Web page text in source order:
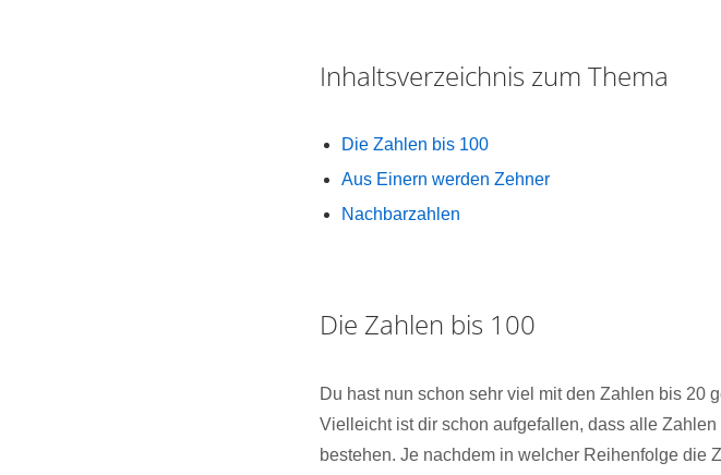
Inhaltsverzeichnis zum Thema
Die Zahlen bis 100
Aus Einern werden Zehner
Nachbarzahlen
Die Zahlen bis 100
Du hast nun schon sehr viel mit den Zahlen bis 20
Vielleicht ist dir schon aufgefallen, dass alle
bestehen. Je nachdem in welcher Reihenfolge die